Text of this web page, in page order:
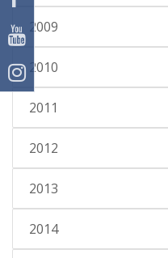
2009
2010
2011
2012
2013
2014